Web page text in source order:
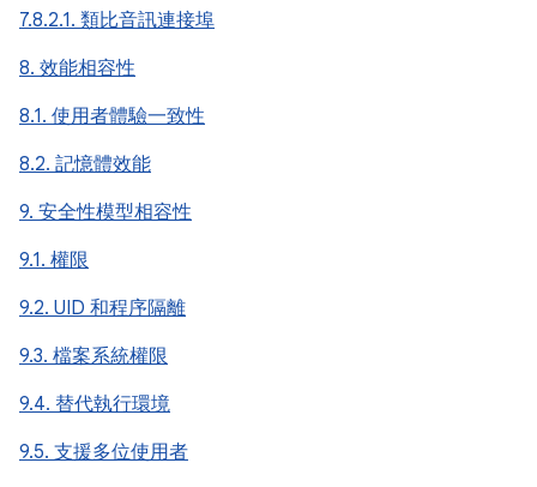
7.8.2.1. 類比音訊連接埠
8. 效能相容性
8.1. 使用者體驗一致性
8.2. 記憶體效能
9. 安全性模型相容性
9.1. 權限
9.2. UID 和程序隔離
9.3. 檔案系統權限
9.4. 替代執行環境
9.5. 支援多位使用者